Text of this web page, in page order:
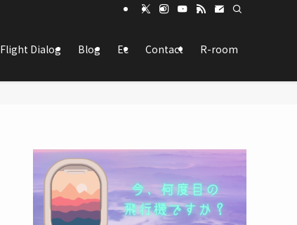
Flight Dialog Blog Ec Contact R-room